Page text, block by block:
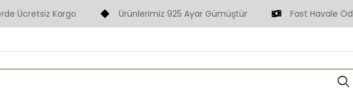
Kargo Ürünlerimiz 925 Ayar Gümüştür Fast Havale Ödeme